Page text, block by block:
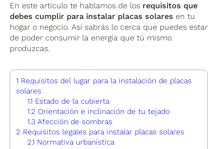
En este artículo te hablamos de los requisitos que
debes cumplir para instalar placas solares en tu
hogar o negocio. Así sabrás lo cerca que puedes estar
de poder consumir la energía que tú mismo
produzcas.
1 Requisitos del lugar para la instalación de placas
solares
1.1 Estado de la cubierta
1.2 Orientación e inclinación de tu tejado
1.3 Afección de sombras
2 Requisitos legales para instalar placas solares
2.1 Normativa urbanística